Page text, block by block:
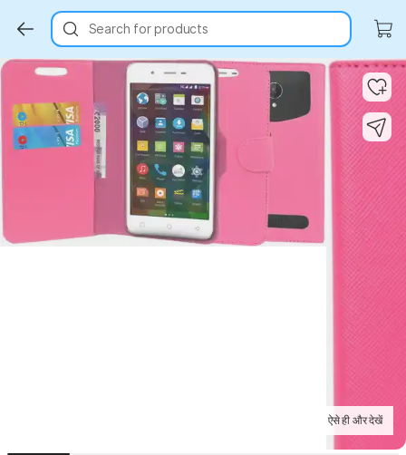
Search for products
Key Highlights Key Highlights
ऐसे ही और देखें